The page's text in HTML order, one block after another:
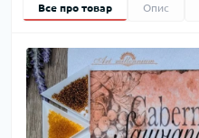
Все про товар Опис